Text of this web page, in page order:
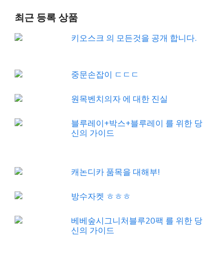
최근 등록 상품
키오스크 의 모든것을 공개 합니다.
중문손잡이 ㄷㄷㄷ
원목벤치의자 에 대한 진실
블루레이+박스+블루레이 를 위한 당
신의 가이드
캐논디카 품목을 대해부!
방수자켓 ㅎㅎㅎ
베베숲시그니처블루20팩 를 위한 당
신의 가이드